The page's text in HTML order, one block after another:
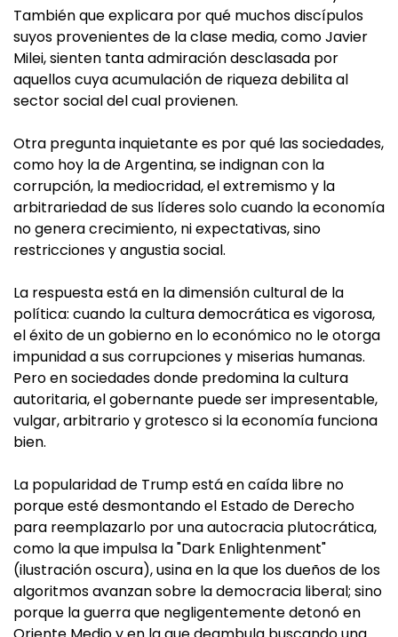
También que explicara por qué muchos discípulos
suyos provenientes de la clase media, como Javier
Milei, sienten tanta admiración desclasada por
aquellos cuya acumulación de riqueza debilita al
sector social del cual provienen.
Otra pregunta inquietante es por qué las sociedades,
como hoy la de Argentina, se indignan con la
corrupción, la mediocridad, el extremismo y la
arbitrariedad de sus líderes solo cuando la economía
no genera crecimiento, ni expectativas, sino
restricciones y angustia social.
La respuesta está en la dimensión cultural de la
política: cuando la cultura democrática es vigorosa,
el éxito de un gobierno en lo económico no le otorga
impunidad a sus corrupciones y miserias humanas.
Pero en sociedades donde predomina la cultura
autoritaria, el gobernante puede ser impresentable,
vulgar, arbitrario y grotesco si la economía funciona
bien.
La popularidad de Trump está en caída libre no
porque esté desmontando el Estado de Derecho
para reemplazarlo por una autocracia plutocrática,
como la que impulsa la "Dark Enlightenment"
(ilustración oscura), usina en la que los dueños de los
algoritmos avanzan sobre la democracia liberal; sino
porque la guerra que negligentemente detonó en